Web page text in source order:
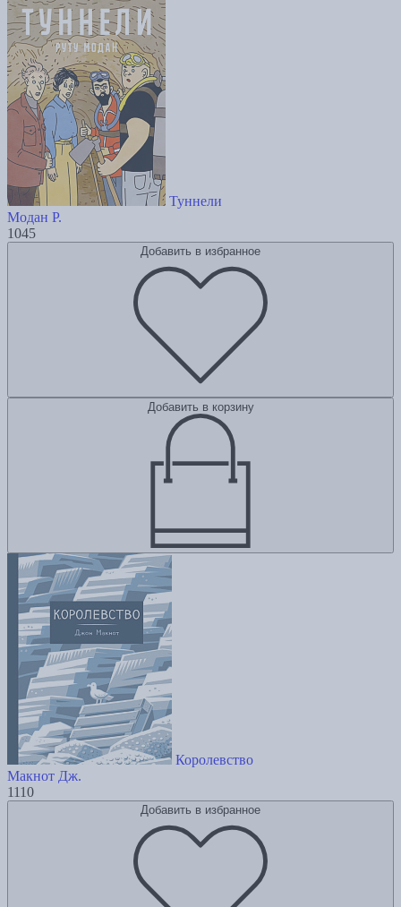
Туннели
Модан Р.
1045
Добавить в избранное
Добавить в корзину
Королевство
Макнот Дж.
1110
Добавить в избранное